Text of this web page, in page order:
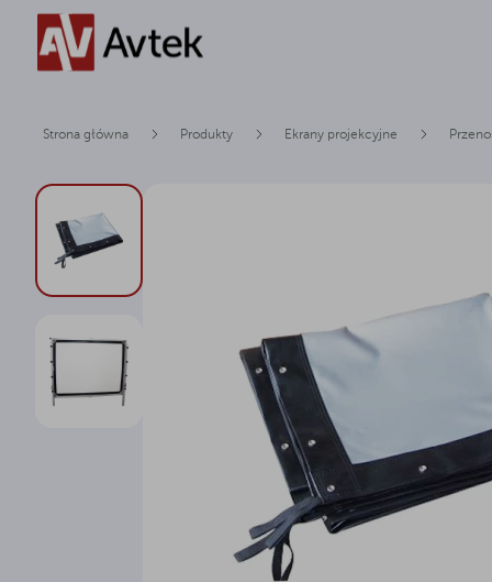
Strona główna Produkty Ekrany projekcyjne